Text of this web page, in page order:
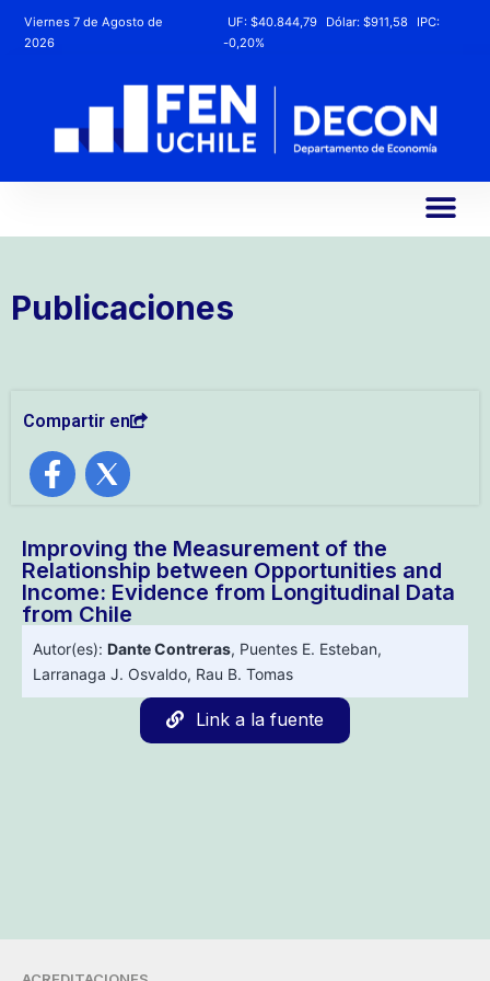
Viernes 7 de Agosto de
2026
UF:$40.844,79 Dólar:$911,58
IPC:
-0,20%
Publicaciones
Compartir en
Improving the Measurement of the
Relationship between Opportunities and
Income: Evidence from Longitudinal Data
from Chile
Autor(es): Dante Contreras, Puentes E. Esteban,
Larranaga J. Osvaldo, Rau B. Tomas
Link a la fuente